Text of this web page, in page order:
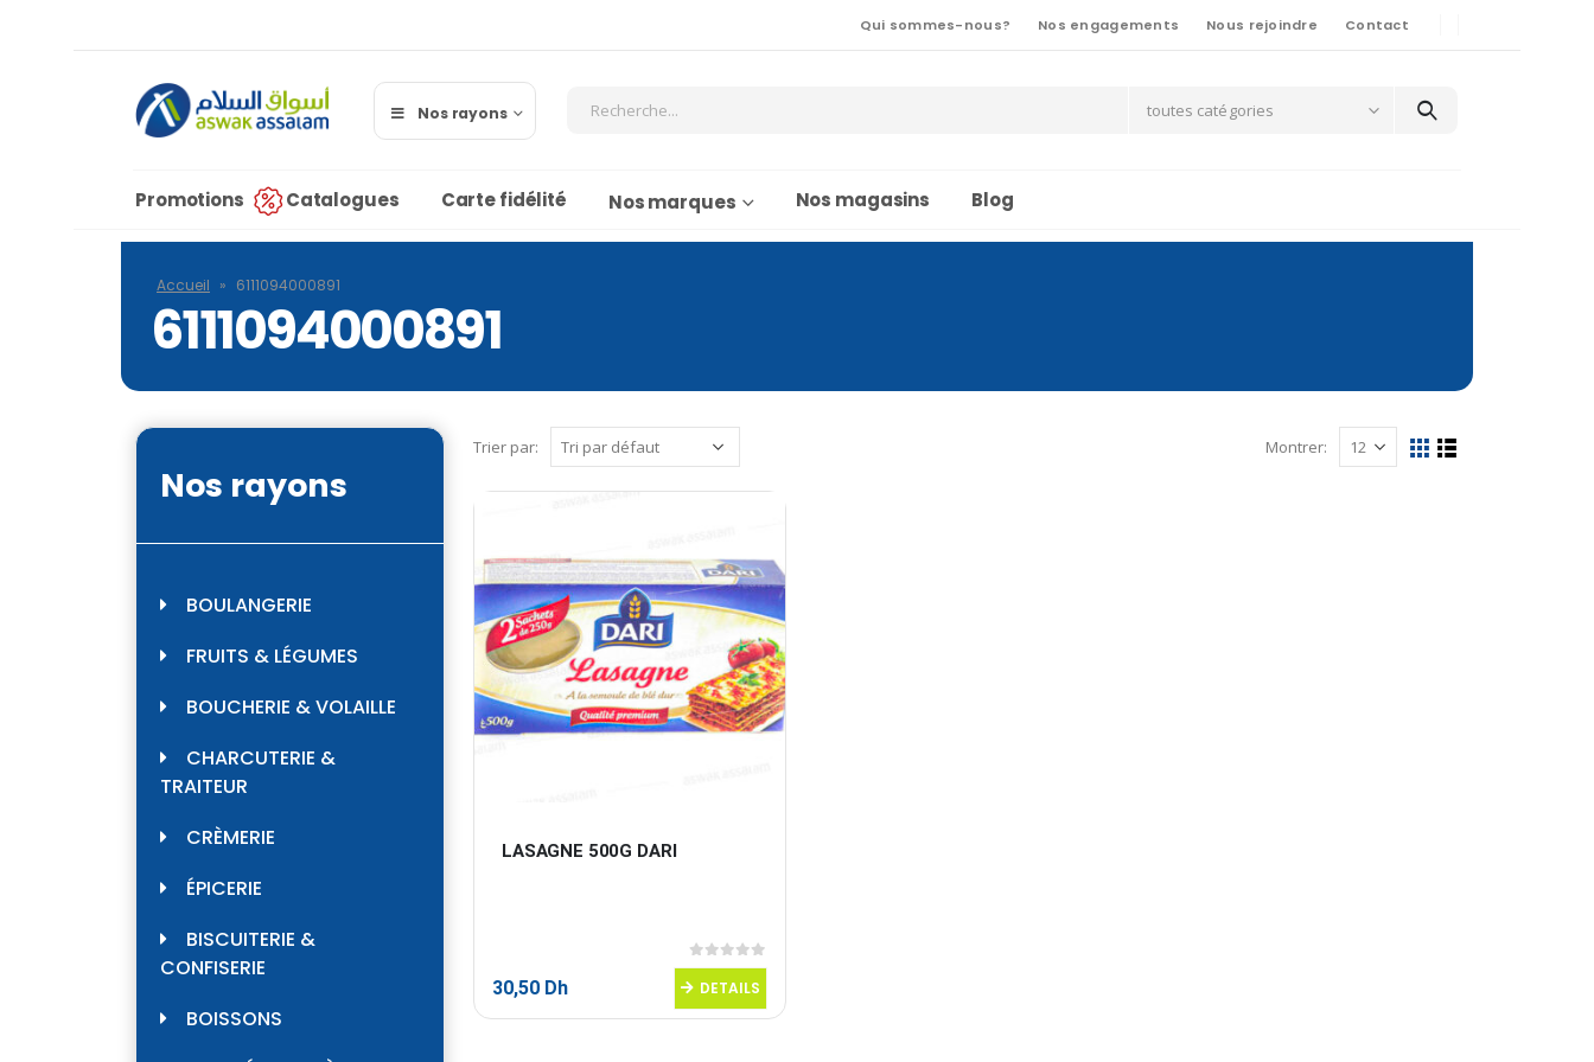
Qui sommes-nous? Nos engagements Nous rejoindre Contact
Nos rayons toutes catégories
Promotions Catalogues Carte fidélité Nos marques Nos magasins Blog
Accueil » 6111094000891
6111094000891
Trier par: Montrer:
LASAGNE 500G DARI
0sur 5
30,50 Dh DETAILS
Nos rayons
BOULANGERIE
FRUITS & LÉGUMES
BOUCHERIE & VOLAILLE
CHARCUTERIE &
TRAITEUR
CRÈMERIE
ÉPICERIE
BISCUITERIE &
CONFISERIE
BOISSONS